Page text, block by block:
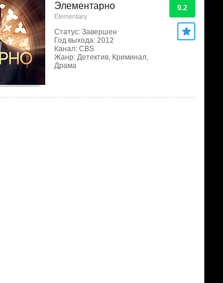
Элементарно
Elementary
Статус: Завершен
Год выхода: 2012
Канал: CBS
Жанр: Детектив, Криминал,
Драма
9.2